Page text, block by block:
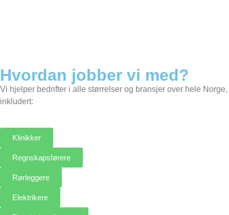
Hvordan jobber vi med?
Vi hjelper bedrifter i alle størrelser og bransjer over hele Norge,
inkludert:
Klinikker
Regnskapsførere
Rørleggere
Elektrikere